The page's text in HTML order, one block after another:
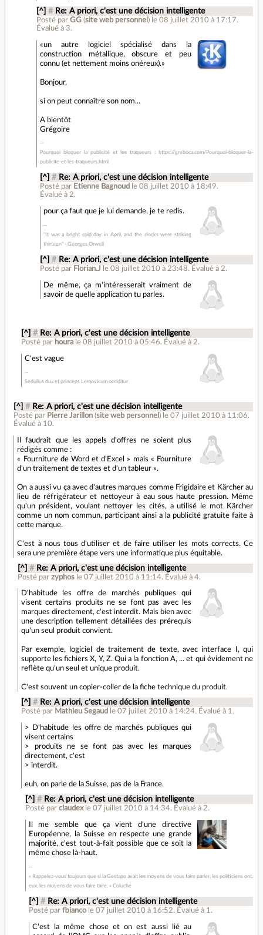
[^] # Re: A priori, c'est une décision intelligente
Posté par GG(site web personnel ) le 08 juillet 2010 à 17:17.
Évalué à 3.
un autre logiciel spécialisé dans la
construction métallique, obscure et peu
connu (et nettement moins onéreux).
Bonjour,
si on peut connaître son nom...
A bientôt
Grégoire
Pourquoi bloquer la publicité et les traqueurs : https://greboca.com/Pourquoi-bloquer-la-
publicite-et-les-traqueurs.html
[^] # Re: A priori, c'est une décision intelligente
Posté par Etienne Bagnoud le 08 juillet 2010 à 18:49.
Évalué à 2.
pour ça faut que je lui demande, je te redis.
"It was a bright cold day in April, and the clocks were striking
thirteen" - Georges Orwell
[^] # Re: A priori, c'est une décision intelligente
Posté par Florian.J le 08 juillet 2010 à 23:48. Évalué à 2.
De même, ça m'intéresserait vraiment de
savoir de quelle application tu parles.
[^] # Re: A priori, c'est une décision intelligente
Posté par houra le 08 juillet 2010 à 05:46. Évalué à 2.
C'est vague
Sedullus dux et princeps Lemovicum occiditur
[^] # Re: A priori, c'est une décision intelligente
Posté par Pierre Jarillon (site web personnel ) le 07 juillet 2010 à 11:06.
Évalué à 10.
Il faudrait que les appels d'offres ne soient plus
rédigés comme :
« Fourniture de Word et d'Excel » mais « Fourniture
d'un traitement de textes et d'un tableur ».
On a aussi vu ça avec d'autres marques comme Frigidaire et Kärcher au
lieu de réfrigérateur et nettoyeur à eau sous haute pression. Même
qu'un président, voulant nettoyer les cités, a utilisé le mot Kärcher
comme un nom commun, participant ainsi a la publicité gratuite faite à
cette marque.
C'est à nous tous d'utiliser et de faire utiliser les mots corrects. Ce
sera une première étape vers une informatique plus équitable.
[^] # Re: A priori, c'est une décision intelligente
Posté par zyphos le 07 juillet 2010 à 11:14. Évalué à 4.
D'habitude les offre de marchés publiques qui
visent certains produits ne se font pas avec les
marques directement, c'est interdit. Mais bien avec
une description tellement détaillées des prérequis
qu'un seul produit convient.
Par exemple, logiciel de traitement de texte, avec interface I, qui
supporte les fichiers X, Y, Z. Qui a la fonction A, ... et qui évidement ne
reflète qu'un seul et unique produit.
C'est souvent un copier-coller de la fiche technique du produit.
[^] # Re: A priori, c'est une décision intelligente
Posté par Mathieu Segaud le 07 juillet 2010 à 14:24. Évalué à 1.
> D'habitude les offre de marchés publiques qui
visent certains
> produits ne se font pas avec les marques
directement, c'est
> interdit.
euh, on parle de la Suisse, pas de la France.
[^] # Re: A priori, c'est une décision intelligente
Posté par claudex le 07 juillet 2010 à 14:34. Évalué à 2.
Il me semble que ça vient d'une directive
Européenne, la Suisse en respecte une grande
majorité, c'est tout-à-fait possible que ce soit la
même chose là-haut.
« Rappelez-vous toujours que si la Gestapo avait les moyens de vous faire parler, les politiciens ont,
eux, les moyens de vous faire taire. » Coluche
[^] # Re: A priori, c'est une décision intelligente
Posté par fbianco le 07 juillet 2010 à 16:52. Évalué à 1 .
C'est la même chose et on est aussi lié au